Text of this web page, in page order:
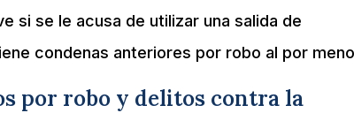
si se le acusa de utilizar una salida de
condenas anteriores por robo al por
por robo y delitos contra la